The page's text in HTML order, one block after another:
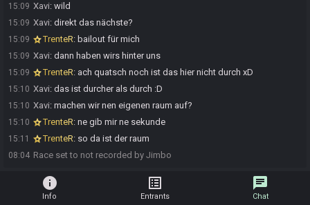
15:09 Xavi: wild
15:09 Xavi: direkt das nächste?
15:09 TrenteR: bailout für mich
15:09 Xavi: dann haben wirs hinter uns
15:09 TrenteR: ach quatsch noch ist das hier nicht durch xD
15:10 Xavi: das ist durcher als durch :D
15:10 Xavi: machen wir nen eigenen raum auf?
15:10 TrenteR: ne gib mir ne sekunde
15:11 TrenteR: so da ist der raum
08:04 Race set to not recorded by Jimbo
info
Info
list_alt
Entrants
chat
Chat